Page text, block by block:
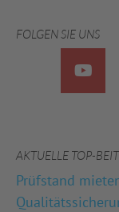
FOLGEN SIE UNS
AKTUELLE TOP-
Prüfstand